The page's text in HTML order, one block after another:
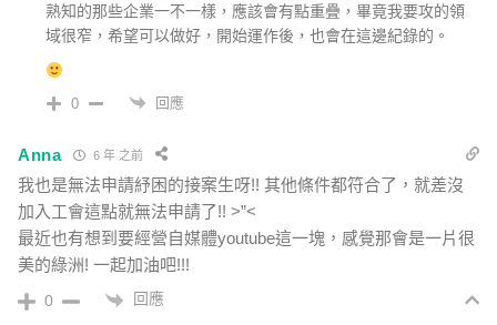
熟知的那些企業一不一樣，應該會有點重疊，畢竟我要攻的領
域很窄，希望可以做好，開始運作後，也會在這邊紀錄的。
0 回應
Anna 6 年 之前
我也是無法申請紓困的接案生呀!! 其他條件都符合了，就差沒
加入工會這點就無法申請了!! >”<
最近也有想到要經營自媒體youtube這一塊，感覺那會是一片很
美的綠洲! 一起加油吧!!!
0 回應